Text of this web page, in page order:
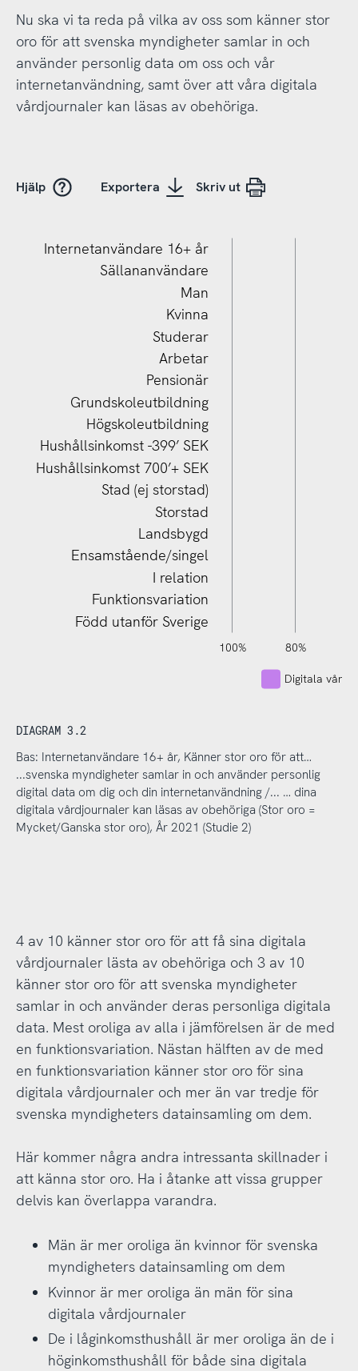
Nu ska vi ta reda på vilka av oss som känner stor
oro för att svenska myndigheter samlar in och
använder personlig data om oss och vår
internetanvändning, samt över att våra digitala
vårdjournaler kan läsas av obehöriga.
Hjälp Exportera Skriv ut
Hushållsinkomst 700’+ SEK
Född utanför Sverige
Funktionsvariation
I relation
Ensamstående/singel
Landsbygd
Storstad
Stad (ej storstad)
Hushållsinkomst 700’+ SEK
Hushållsinkomst -399’ SEK
Högskoleutbildning
Grundskoleutbildning
Pensionär
Arbetar
Studerar
Kvinna
Man
Sällananvändare
Internetanvändare 16+ år
-40%
-20% 80%
100%
120%
140%
Digitala
DIAGRAM 3.2
Bas: Internetanvändare 16+ år, Känner stor oro för att…
...svenska myndigheter samlar in och använder personlig
digital data om dig och din internetanvändning /... … dina
digitala vårdjournaler kan läsas av obehöriga (Stor oro =
Mycket/Ganska stor oro), År 2021 (Studie 2)
4 av 10 känner stor oro för att få sina digitala
vårdjournaler lästa av obehöriga och 3 av 10
känner stor oro för att svenska myndigheter
samlar in och använder deras personliga digitala
data. Mest oroliga av alla i jämförelsen är de med
en funktionsvariation. Nästan hälften av de med
en funktionsvariation känner stor oro för sina
digitala vårdjournaler och mer än var tredje för
svenska myndigheters datainsamling om dem.
Här kommer några andra intressanta skillnader i
att känna stor oro. Ha i åtanke att vissa grupper
delvis kan överlappa varandra.
Män är mer oroliga än kvinnor för svenska
myndigheters datainsamling om dem
Kvinnor är mer oroliga än män för sina
digitala vårdjournaler
De i låginkomsthushåll är mer oroliga än de i
höginkomsthushåll för både sina digitala